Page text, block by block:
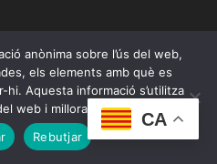
Themes| Powered by
CA
anònima sobre l’ús del web,
els elements amb què es
hi. Aquesta informació s’utilitza
web i millorar-ne l’experiència.
Rebutjar